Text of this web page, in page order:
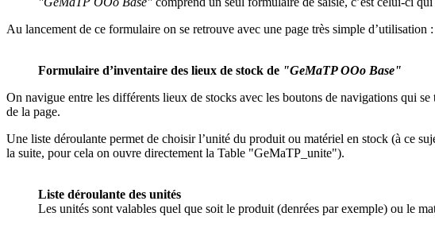
Au lancement de ce formulaire on se retrouve avec une page très simple d’utilisation :
Formulaire d’inventaire des lieux de stock de "GeMaTP OOo Base"
On navigue entre les différents lieux de stocks avec les boutons de navigations qui
de la page.
Une liste déroulante permet de choisir l’unité du produit ou matériel en stock (à ce
la suite, pour cela on ouvre directement la Table "GeMaTP_unite").
Liste déroulante des unités
Les unités sont valables quel que soit le produit (denrées par exemple) ou le